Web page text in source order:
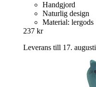
Handgjord
Naturlig design
Material: lergods
237 kr
Leverans till 17. augusti